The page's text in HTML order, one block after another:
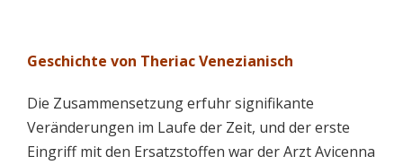
Geschichte von Theriac Venezianisch
Die Zusammensetzung erfuhr signifikante
Veränderungen im Laufe der Zeit, und der erste
Eingriff mit den Ersatzstoffen war der Arzt Avicenna